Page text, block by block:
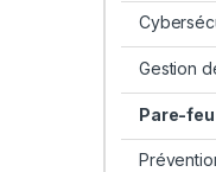
Gestion
Pare-feu